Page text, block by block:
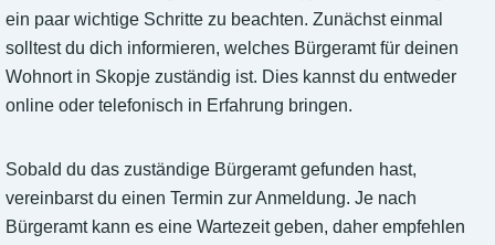
ein paar wichtige Schritte zu beachten. Zunächst einmal
solltest du dich informieren, welches Bürgeramt für deinen
Wohnort in Skopje zuständig ist. Dies kannst du entweder
online oder telefonisch in Erfahrung bringen.
Sobald du das zuständige Bürgeramt gefunden hast,
vereinbarst du einen Termin zur Anmeldung. Je nach
Bürgeramt kann es eine Wartezeit geben, daher empfehlen